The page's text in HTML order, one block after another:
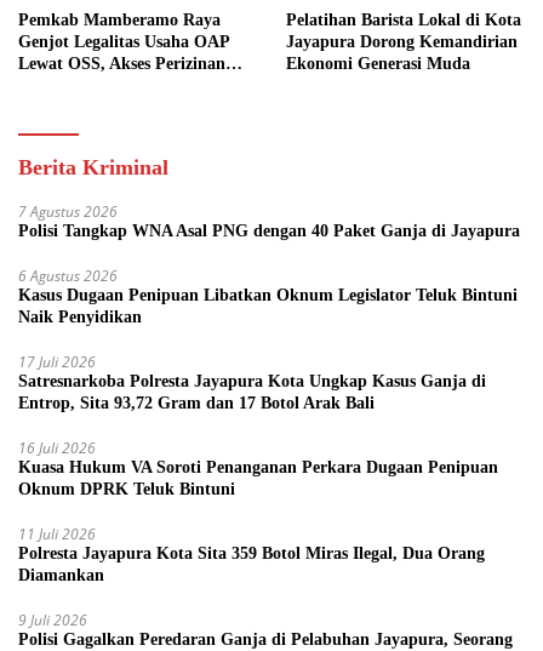
Pemkab Mamberamo Raya
Genjot Legalitas Usaha OAP
Lewat OSS, Akses Perizinan
Pelatihan Barista Lokal di Kota
Jayapura Dorong Kemandirian
Ekonomi Generasi Muda
Berita Kriminal
7 Agustus 2026
Polisi Tangkap WNA Asal PNG dengan 40 Paket Ganja di Jayapura
6 Agustus 2026
Kasus Dugaan Penipuan Libatkan Oknum Legislator Teluk Bintuni
Naik Penyidikan
17 Juli 2026
Satresnarkoba Polresta Jayapura Kota Ungkap Kasus Ganja di
Entrop, Sita 93,72 Gram dan 17 Botol Arak Bali
16 Juli 2026
Kuasa Hukum VA Soroti Penanganan Perkara Dugaan Penipuan
Oknum DPRK Teluk Bintuni
11 Juli 2026
Polresta Jayapura Kota Sita 359 Botol Miras Ilegal, Dua Orang
Diamankan
9 Juli 2026
Polisi Gagalkan Peredaran Ganja di Pelabuhan Jayapura, Seorang